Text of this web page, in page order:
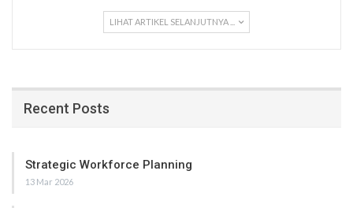
LIHAT ARTIKEL SELANJUTNYA ...
Recent Posts
Strategic Workforce Planning
13 Mar 2026